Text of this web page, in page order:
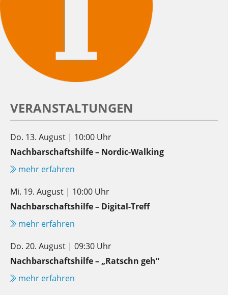
VERANSTALTUNGEN
Do. 13. August | 10:00 Uhr
Nachbarschaftshilfe – Nordic-Walking
mehr erfahren
Mi. 19. August | 10:00 Uhr
Nachbarschaftshilfe – Digital-Treff
mehr erfahren
Do. 20. August | 09:30 Uhr
Nachbarschaftshilfe – „Ratschn geh“
mehr erfahren